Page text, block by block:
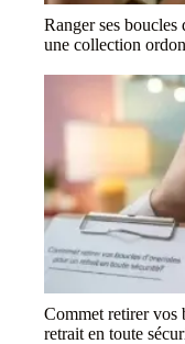
Ranger ses boucles
une collection
Commet retirer vos
retrait en toute